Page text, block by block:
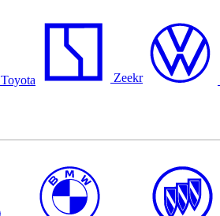
Toyota Zeekr